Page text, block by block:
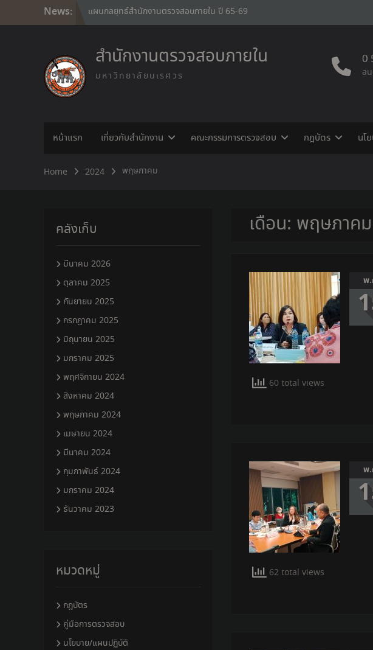
News:
แผนกลยุทธ์สำนักงานตรวจสอบภายใน ปี 65-69
รายงานประจำปี 2568
กฎบัตรสำนักงานตรวจสอบภายใน
สำนักงานตรวจสอบภายใน
มหาวิทยาลัยนเรศวร
0
หน้าแรก เกี่ยวกับสำนักงาน คณะกรรมการตรวจสอบ กฎบัตร นโ
Home 2024 พฤษภาคม
เดือน: พฤษภาค
พ
60 total views
พ
62 total views
คลังเก็บ
มีนาคม 2026
ตุลาคม 2025
กันยายน 2025
กรกฎาคม 2025
มิถุนายน 2025
มกราคม 2025
พฤศจิกายน 2024
สิงหาคม 2024
พฤษภาคม 2024
เมษายน 2024
มีนาคม 2024
กุมภาพันธ์ 2024
มกราคม 2024
ธันวาคม 2023
หมวดหมู่
กฎบัตร
คู่มือการตรวจสอบ
นโยบาย/แผนปฏิบัติ